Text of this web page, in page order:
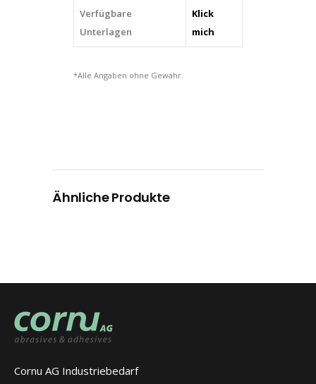
Verfügbare
Unterlagen
Klick
mich
*Alle Angaben ohne Gewähr.
Ähnliche Produkte
Cornu AG Industriebedarf